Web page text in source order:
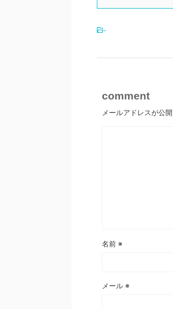
-
comment
メールアドレスが公
名前 ※
メール ※